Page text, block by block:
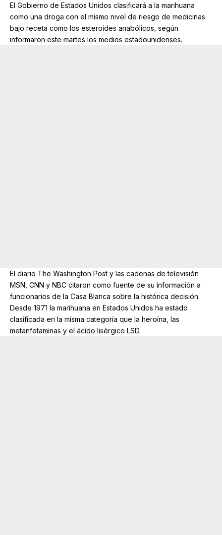
El Gobierno de Estados Unidos clasificará a la marihuana
como una droga con el mismo nivel de riesgo de medicinas
bajo receta como los esteroides anabólicos, según
informaron este martes los medios estadounidenses.
El diario The Washington Post y las cadenas de televisión
MSN, CNN y NBC citaron como fuente de su información a
funcionarios de la Casa Blanca sobre la histórica decisión.
Desde 1971 la marihuana en Estados Unidos ha estado
clasificada en la misma categoría que la heroína, las
metanfetaminas y el ácido lisérgico LSD.